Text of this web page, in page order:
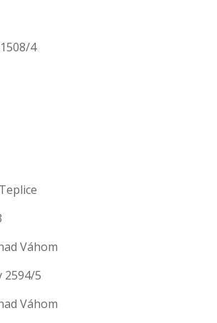
4
Váhom
2594/5
Váhom